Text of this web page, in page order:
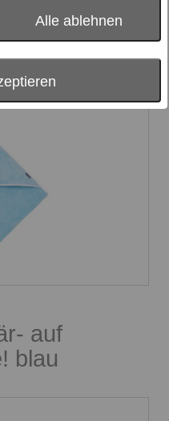
Alle ablehnen
auf
blau